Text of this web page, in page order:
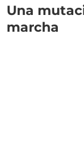
Una
marcha